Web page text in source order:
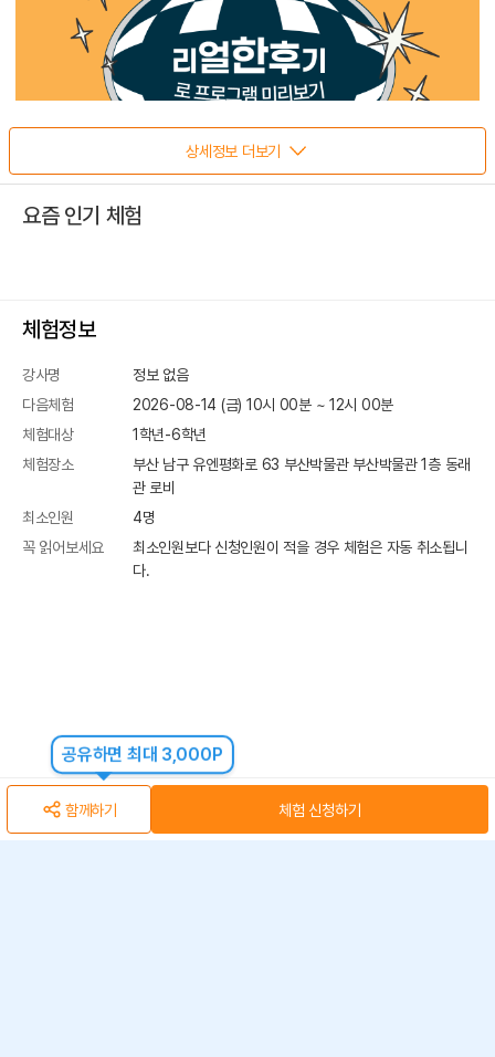
상세정보 더보기
요즘 인기 체험
체험정보
강사명
정보 없음
다음체험
2026-08-14 (금) 10시 00분~ 12시 00분
체험대상
1학년-6학년
체험장소
부산 남구 유엔평화로 63 부산박물관부산박물관 1층 동래
관 로비
최소인원
4명
꼭 읽어보세요
최소인원보다 신청인원이 적을 경우 체험은 자동 취소됩니
다.
공유하면 최대 3,000P
함께하기 체험 신청하기